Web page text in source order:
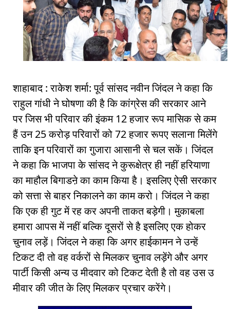
शाहाबाद : राकेश शर्मा: पूर्व सांसद नवीन जिंदल ने कहा कि
राहुल गांधी ने घोषणा की है कि कांग्रेस की सरकार आने
पर जिस भी परिवार की इंकम 12 हजार रूप मासिक से कम
हैं उन 25 करोड़ परिवारों को 72 हजार रूपए सलाना मिलेंगे
ताकि इन परिवारों का गुजारा आसानी से चल सकें। जिंदल
ने कहा कि भाजपा के सांसद ने कुरूक्षेत्र ही नहीं हरियाणा
का माहौल बिगाडऩे का काम किया है। इसलिए ऐसी सरकार
को सत्ता से बाहर निकालने का काम करो। जिंदल ने कहा
कि एक ही गुट में रह कर अपनी ताकत बड़ेगी। मुकाबला
हमारा आपस में नहीं बल्कि दूसरों से है इसलिए एक होकर
चुनाव लड़ें। जिंदल ने कहा कि अगर हाईकामन ने उन्हें
टिकट दी तो वह वर्करों से मिलकर चुनाव लड़ेंगे और अगर
पार्टी किसी अन्य उ मीदवार को टिकट देती है तो वह उस उ
मीवार की जीत के लिए मिलकर प्रचार करेंगे।